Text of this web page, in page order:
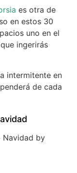
es otra de
en estos 30
uno en el
ingerirás
intermitente en
de cada
Navidad by